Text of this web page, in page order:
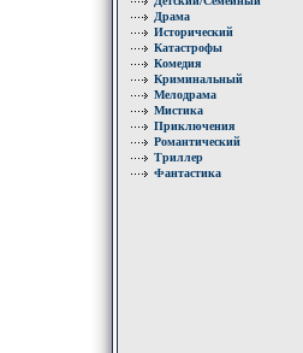
Драма
Исторический
Катастрофы
Комедия
Криминальный
Мелодрама
Мистика
Приключения
Романтический
Триллер
Фантастика